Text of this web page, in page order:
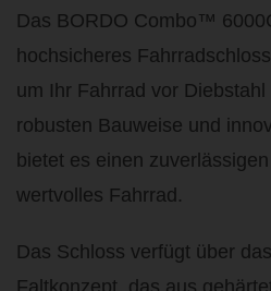
Das BORDO Combo™
hochsicheres
um Ihr Fahrrad vor
robusten Bauweise und
bietet es einen
wertvolles Fahrrad.
Das Schloss verfügt über
Faltkonzept, das aus